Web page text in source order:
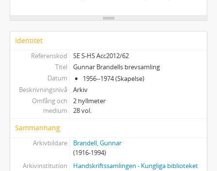
Identitet
Referenskod
SE S-HS Acc2012/62
Titel
Gunnar Brandells brevsamling
Datum
1956--1974 (Skapelse)
Beskrivningsnivå
Arkiv
Omfång och
medium
2 hyllmeter
28 vol.
Sammanhang
Arkivbildare
Brandell, Gunnar
(1916-1994)
Arkivinstitution
Handskriftssamlingen - Kungliga biblioteket